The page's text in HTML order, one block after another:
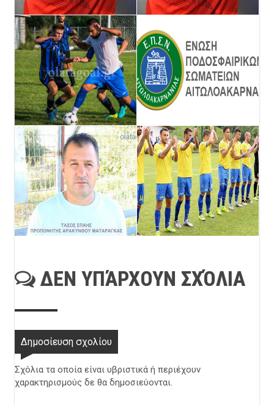
ΔΕΝ ΥΠΆΡΧΟΥΝ ΣΧΌΛΙΑ
Δημοσίευση σχολίου
Σχόλια τα οποία είναι υβριστικά ή περιέχουν
χαρακτηρισμούς δε θα δημοσιεύονται.